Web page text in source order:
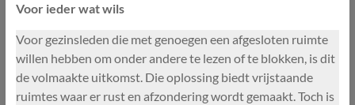
Voor ieder wat wils
Voor gezinsleden die met genoegen een afgesloten ruimte
willen hebben om onder andere te lezen of te blokken, is dit
de volmaakte uitkomst. Die oplossing biedt vrijstaande
ruimtes waar er rust en afzondering wordt gemaakt. Toch is